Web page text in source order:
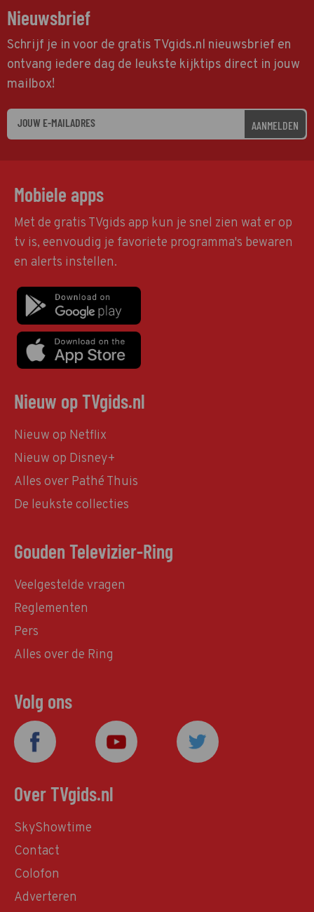
Nieuwsbrief
Schrijf je in voor de gratis TVgids.nl nieuwsbrief en
ontvang iedere dag de leukste kijktips direct in jouw
mailbox!
AANMELDEN
Mobiele apps
Met de gratis TVgids app kun je snel zien wat er op
tv is, eenvoudig je favoriete programma's bewaren
en alerts instellen.
Nieuw op TVgids.nl
Nieuw op Netflix
Nieuw op Disney+
Alles over Pathé Thuis
De leukste collecties
Gouden Televizier-Ring
Veelgestelde vragen
Reglementen
Pers
Alles over de Ring
Volg ons
Over TVgids.nl
SkyShowtime
Contact
Colofon
Adverteren